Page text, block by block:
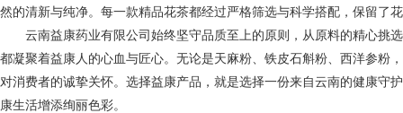
然的清新与纯净。每一款精品花茶都经过严格筛选与科学搭配，保留了
云南益康药业有限公司始终坚守品质至上的原则，从原料的精心挑
都凝聚着益康人的心血与匠心。无论是天麻粉、铁皮石斛粉、西洋参粉
对消费者的诚挚关怀。选择益康产品，就是选择一份来自云南的健康守
康生活增添绚丽色彩。